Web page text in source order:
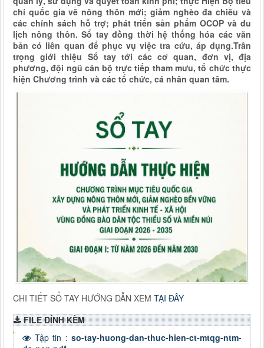
chí quốc gia về nông thôn mới; giảm nghèo đa chiều và
các chính sách hỗ trợ; phát triển sản phẩm OCOP và du
lịch nông thôn. Sổ tay đồng thời hệ thống hóa các văn
bản có liên quan để phục vụ việc tra cứu, áp dụng.Trân
trọng giới thiệu Sổ tay tới các cơ quan, đơn vị, địa
phương, đội ngũ cán bộ trực tiếp tham mưu, tổ chức thực
hiện Chương trình và các tổ chức, cá nhân quan tâm.
CHI TIẾT SỔ TAY HƯỚNG DẪN XEM TẠI ĐÂY
FILE ĐÍNH KÈM
Tập tin : so-tay-huong-dan-thuc-hien-ct-mtqg-ntm-